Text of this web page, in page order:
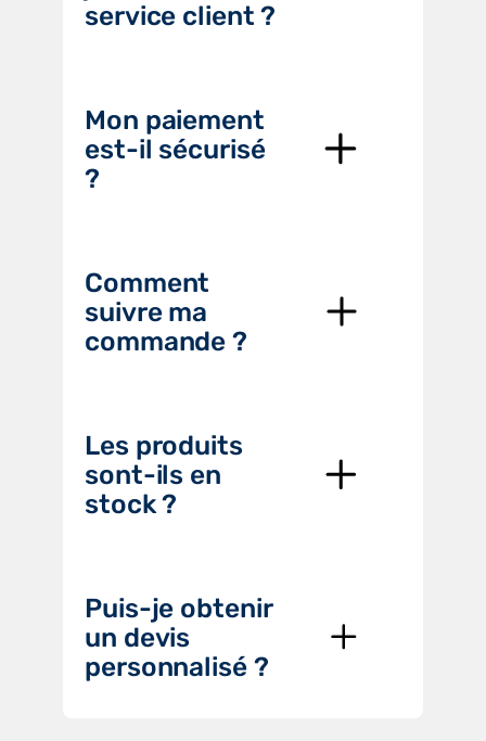
service client ?
Mon paiement
est-il sécurisé
?
Comment
suivre ma
commande ?
Les produits
sont-ils en
stock ?
Puis-je obtenir
un devis
personnalisé ?